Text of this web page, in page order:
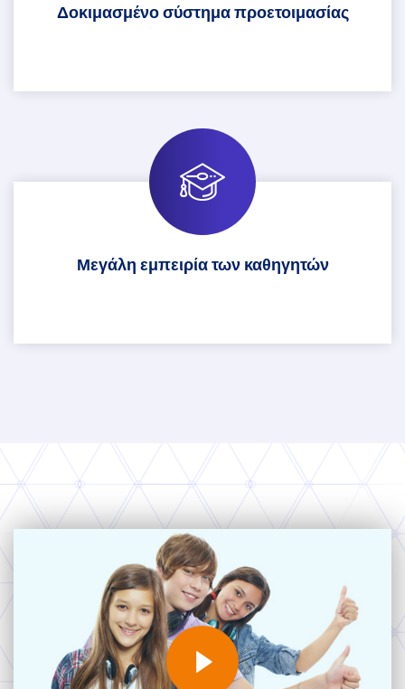
Δοκιμασμένο σύστημα προετοιμασίας
Μεγάλη εμπειρία των καθηγητών